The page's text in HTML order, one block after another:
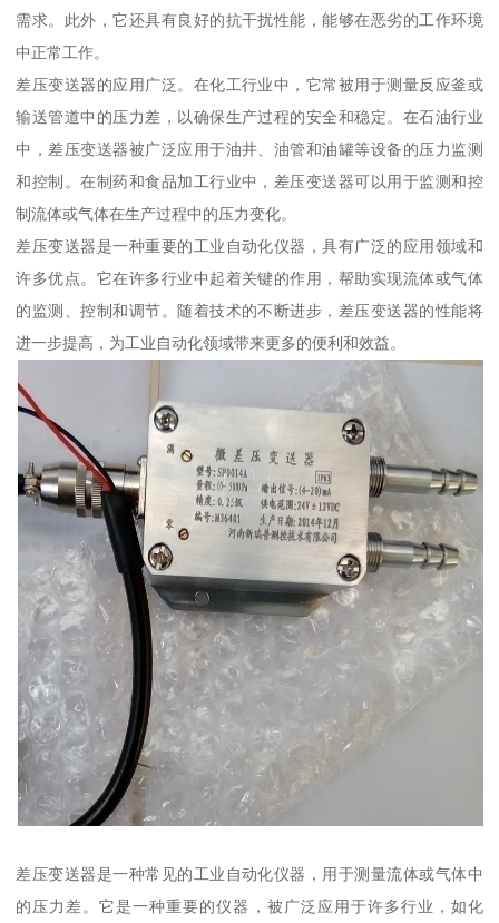
需求。此外，它还具有良好的抗干扰性能，能够在恶劣的工作环境
中正常工作。
差压变送器的应用广泛。在化工行业中，它常被用于测量反应釜或
输送管道中的压力差，以确保生产过程的安全和稳定。在石油行业
中，差压变送器被广泛应用于油井、油管和油罐等设备的压力监测
和控制。在制药和食品加工行业中，差压变送器可以用于监测和控
制流体或气体在生产过程中的压力变化。
差压变送器是一种重要的工业自动化仪器，具有广泛的应用领域和
许多优点。它在许多行业中起着关键的作用，帮助实现流体或气体
的监测、控制和调节。随着技术的不断进步，差压变送器的性能将
进一步提高，为工业自动化领域带来更多的便利和效益。
差压变送器是一种常见的工业自动化仪器，用于测量流体或气体中
的压力差。它是一种重要的仪器，被广泛应用于许多行业，如化